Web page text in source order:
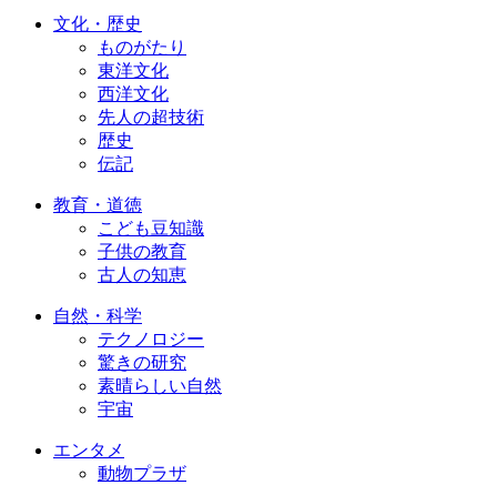
文化・歴史
ものがたり
東洋文化
西洋文化
先人の超技術
歴史
伝記
教育・道徳
こども豆知識
子供の教育
古人の知恵
自然・科学
テクノロジー
驚きの研究
素晴らしい自然
宇宙
エンタメ
動物プラザ